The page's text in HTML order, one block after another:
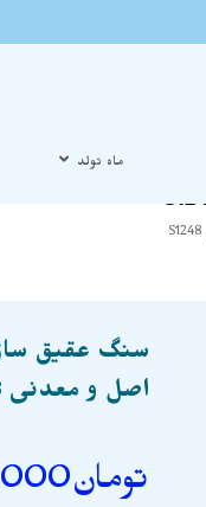
ماه تولد
سنگ عقیق
اصل و معدنی S1248
تومان